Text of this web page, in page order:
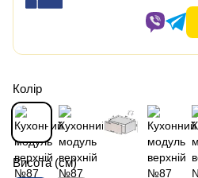
Колір
Висота (см)